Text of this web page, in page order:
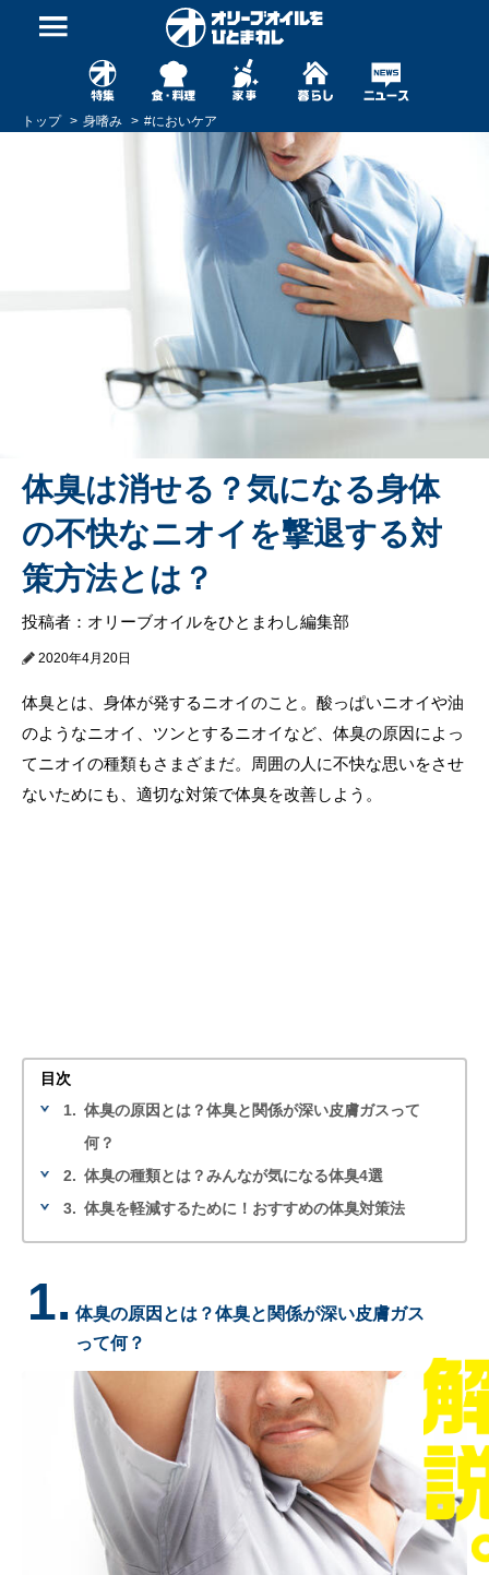
トップ 身嗜み #においケア
体臭は消せる？気になる身体
の不快なニオイを撃退する対
策方法とは？
投稿者：オリーブオイルをひとまわし編集部
2020年4月20日
体臭とは、身体が発するニオイのこと。酸っぱいニオイや油
のようなニオイ、ツンとするニオイなど、体臭の原因によっ
てニオイの種類もさまざまだ。周囲の人に不快な思いをさせ
ないためにも、適切な対策で体臭を改善しよう。
目次
1. 体臭の原因とは？体臭と関係が深い皮膚ガスって
何？
2. 体臭の種類とは？みんなが気になる体臭4選
3. 体臭を軽減するために！おすすめの体臭対策法
1. 体臭の原因とは？体臭と関係が深い皮膚ガス
って何？